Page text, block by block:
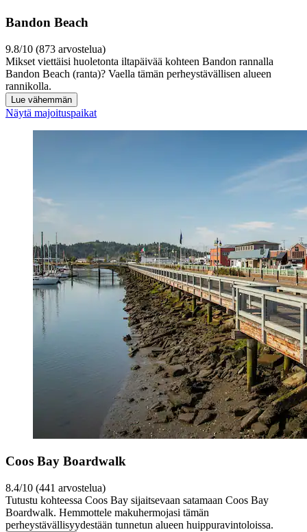
Bandon Beach
9.8/10 (873 arvostelua)
Mikset viettäisi huoletonta iltapäivää kohteen Bandon rannalla
Bandon Beach (ranta)? Vaella tämän perheystävällisen alueen
rannikolla.
Lue vähemmän
Näytä majoituspaikat
Coos Bay Boardwalk
8.4/10 (441 arvostelua)
Tutustu kohteessa Coos Bay sijaitsevaan satamaan Coos Bay
Boardwalk. Hemmottele makuhermojasi tämän
perheystävällisyydestään tunnetun alueen huippuravintoloissa.